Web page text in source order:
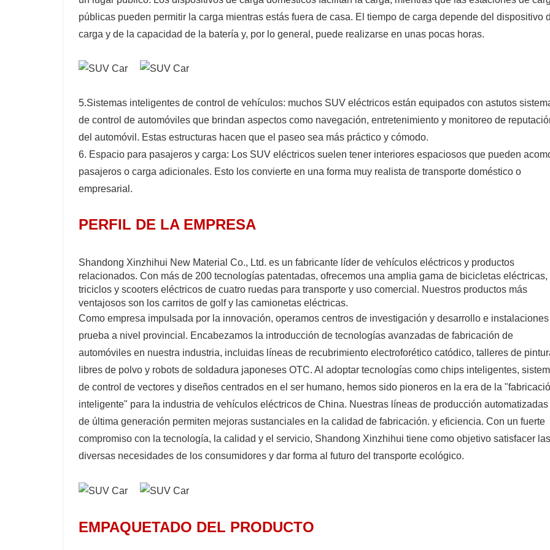
públicas pueden permitir la carga mientras estás fuera de casa. El tiempo de carga depende del dispositivo
carga y de la capacidad de la batería y, por lo general, puede realizarse en unas pocas horas.
5.Sistemas inteligentes de control de vehículos: muchos SUV eléctricos están equipados con astutos
de control de automóviles que brindan aspectos como navegación, entretenimiento y monitoreo de
del automóvil. Estas estructuras hacen que el paseo sea más práctico y cómodo.
6. Espacio para pasajeros y carga: Los SUV eléctricos suelen tener interiores espaciosos que pueden
pasajeros o carga adicionales. Esto los convierte en una forma muy realista de transporte doméstico o
empresarial.
PERFIL DE LA EMPRESA
Shandong Xinzhihui New Material Co., Ltd. es un fabricante líder de vehículos eléctricos y productos
relacionados. Con más de 200 tecnologías patentadas, ofrecemos una amplia gama de bicicletas eléctricas,
triciclos y scooters eléctricos de cuatro ruedas para transporte y uso comercial. Nuestros productos más
ventajosos son los carritos de golf y las camionetas eléctricas.
Como empresa impulsada por la innovación, operamos centros de investigación y desarrollo e
prueba a nivel provincial. Encabezamos la introducción de tecnologías avanzadas de fabricación de
automóviles en nuestra industria, incluidas líneas de recubrimiento electroforético catódico, talleres de
libres de polvo y robots de soldadura japoneses OTC. Al adoptar tecnologías como chips inteligentes,
de control de vectores y diseños centrados en el ser humano, hemos sido pioneros en la era de la
inteligente" para la industria de vehículos eléctricos de China. Nuestras líneas de producción automatizadas
de última generación permiten mejoras sustanciales en la calidad de fabricación. y eficiencia. Con un fuerte
compromiso con la tecnología, la calidad y el servicio, Shandong Xinzhihui tiene como objetivo satisfacer las
diversas necesidades de los consumidores y dar forma al futuro del transporte ecológico.
EMPAQUETADO DEL PRODUCTO